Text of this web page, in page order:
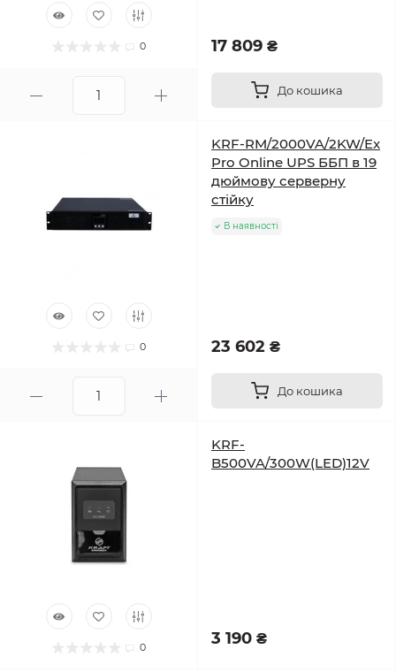
0 17 809 ₴
До кошика
0
KRF-RM/2000VA/2KW/Ex
Pro Online UPS ББП в 19
дюймову серверну
стійку
В наявності
23 602 ₴
До кошика
0
KRF-
B500VA/300W(LED)12V
3 190 ₴